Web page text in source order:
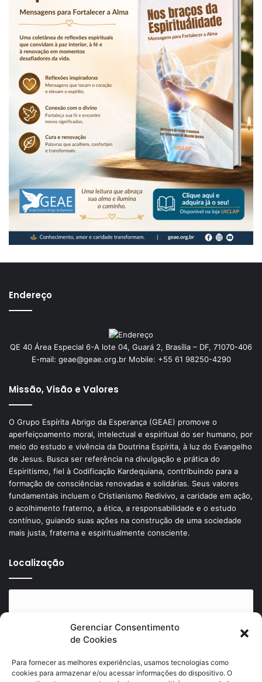
Gerenciar Consentimento
de Cookies
Para fornecer as melhores experiências, usamos tecnologias como
cookies para armazenar e/ou acessar informações do dispositivo. O
Endereço
QE 40 Área Especial 6-A lote 04, Guará 2, Brasília – DF, 71070-406
E-mail: geae@geae.org.br Mobile: +55 61 98250-4290
Missão, Visão e Valores
O Grupo Espírita Abrigo da Esperança (GEAE) promove o
aperfeiçoamento moral, intelectual e espiritual do ser humano, por
meio do estudo e vivência da Doutrina Espírita, à luz do Evangelho
de Jesus. Busca ser referência na divulgação e prática do
Espiritismo, fiel à Codificação Kardequiana, contribuindo para a
formação de consciências renovadas e solidárias. Seus valores
fundamentais incluem o Cristianismo Redivivo, a caridade em ação,
o acolhimento fraterno, a ética, a responsabilidade e o estudo
contínuo, guiando suas ações na construção de uma sociedade
mais justa, fraterna e espiritualmente consciente.
Localização
ativar este conteúdo